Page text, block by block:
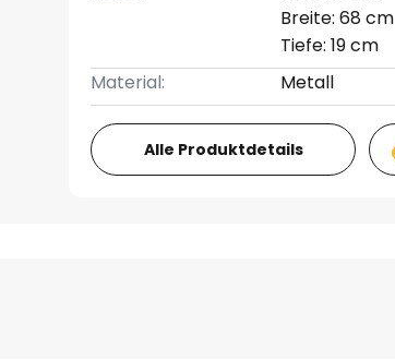
Breite: 68 cm
Tiefe: 19 cm
Material:
Metall
Alle Produktdetails